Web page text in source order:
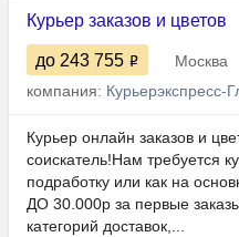
Курьер заказов и цветов
до 243 755
Москва
компания: Курьерэкспресс-
Курьер онлайн заказов и
соискатель!Нам требуется
подработку или как на
ДО 30.000р за первые
категорий доставок,...